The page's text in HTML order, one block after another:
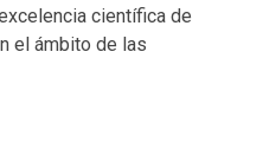
científica de
el ámbito de las